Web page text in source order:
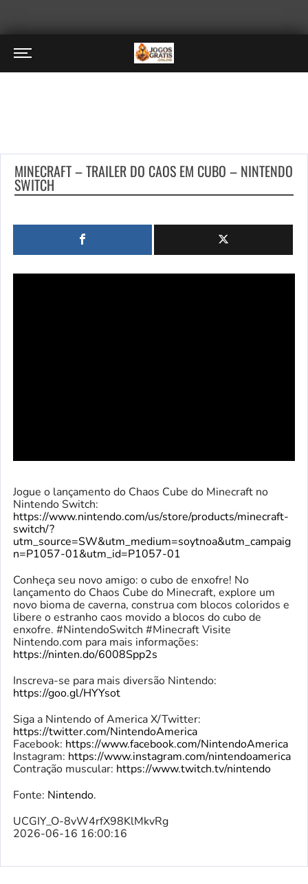
MINECRAFT – TRAILER DO CAOS EM CUBO – NINTENDO
SWITCH
Jogue o lançamento do Chaos Cube do Minecraft no
Nintendo Switch:
https://www.nintendo.com/us/store/products/minecraft-
switch/?
utm_source=SW&utm_medium=soytnoa&utm_campaig
n=P1057-01&utm_id=P1057-01
Conheça seu novo amigo: o cubo de enxofre! No
lançamento do Chaos Cube do Minecraft, explore um
novo bioma de caverna, construa com blocos coloridos e
libere o estranho caos movido a blocos do cubo de
enxofre. #NintendoSwitch #Minecraft Visite
Nintendo.com para mais informações:
https://ninten.do/6008Spp2s
Inscreva-se para mais diversão Nintendo:
https://goo.gl/HYYsot
Siga a Nintendo of America X/Twitter:
https://twitter.com/NintendoAmerica
Facebook: https://www.facebook.com/NintendoAmerica
Instagram: https://www.instagram.com/nintendoamerica
Contração muscular: https://www.twitch.tv/nintendo
Fonte: Nintendo.
UCGIY_O-8vW4rfX98KlMkvRg
2026-06-16 16:00:16